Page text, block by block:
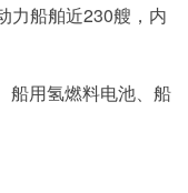
力船舶近230艘，内
船用氢燃料电池、船